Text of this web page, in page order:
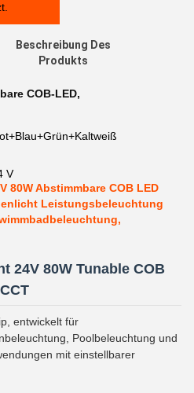
Beschreibung Des
Produkts
COB-LED,
V
80W Abstimmbare COB LED
Leistungsbeleuchtung
24V 80W Tunable COB
entwickelt für
Poolbeleuchtung und
mit einstellbarer